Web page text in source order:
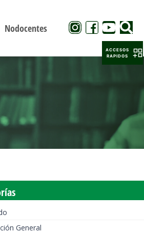
Nodocentes
General
ACCESOS
RAPIDOS